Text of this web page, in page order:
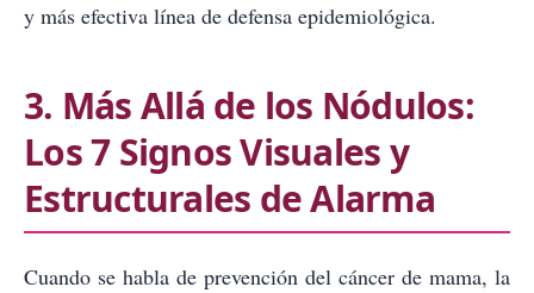
y más efectiva línea de defensa epidemiológica.
3. Más Allá de los Nódulos:
Los 7 Signos Visuales y
Estructurales de Alarma
Cuando se habla de prevención del cáncer de mama, la